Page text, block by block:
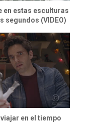
en estas esculturas
segundos (VIDEO)
en el tiempo